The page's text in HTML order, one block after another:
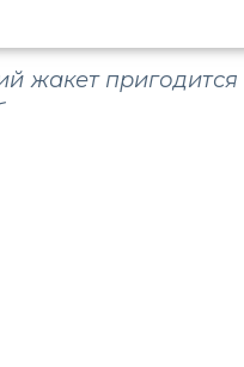
жакет пригодится
выглядеть классно.